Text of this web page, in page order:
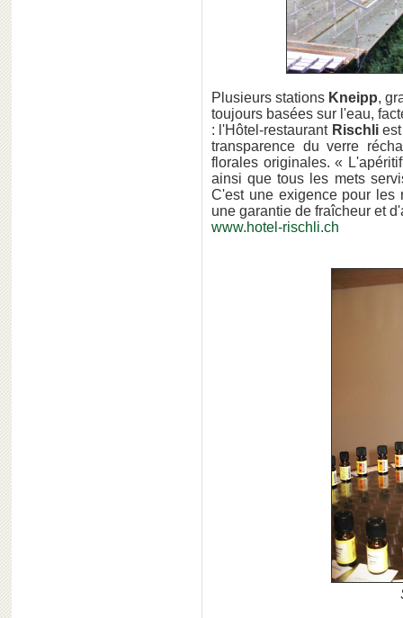
Plusieurs stations Kneipp,
toujours basées sur l'eau,
: l'Hôtel-restaurant Rischli
transparence du verre
florales originales. «
ainsi que tous les mets
C'est une exigence pour
une garantie de fraîcheur et
www.hotel-rischli.ch